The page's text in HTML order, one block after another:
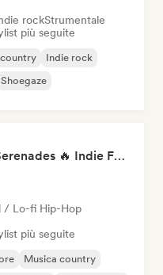
rockStrumentale
più seguite
Indie rock
Shoegaze
Campfire & Chill Serenades 🔥 Indie Folk, Acoustic & Singer-Songwriter
/ Lo-fi Hip-Hop
più seguite
Musica country